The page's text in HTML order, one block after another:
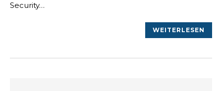
Security…
WEITERLESEN